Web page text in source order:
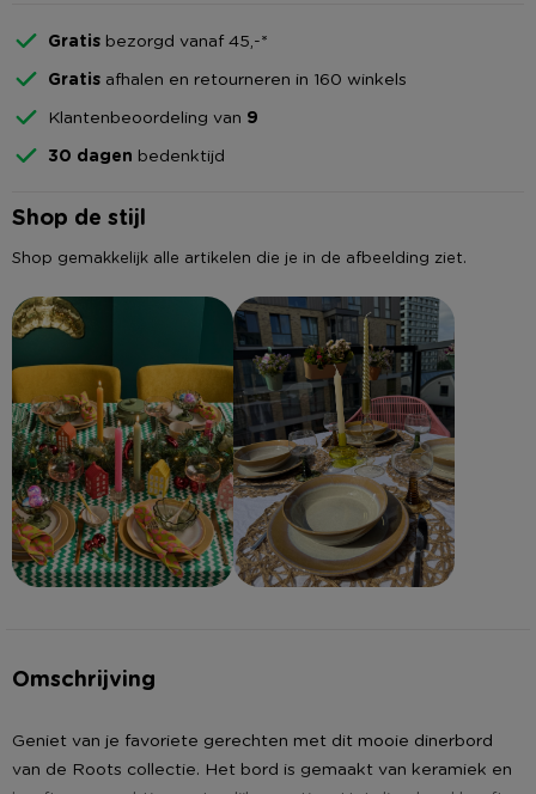
Gratis bezorgd vanaf 45,-*
Gratis afhalen en retourneren in 160 winkels
Klantenbeoordeling van 9
30 dagen bedenktijd
Shop de stijl
Shop gemakkelijk alle artikelen die je in de afbeelding ziet.
Omschrijving
Geniet van je favoriete gerechten met dit mooie dinerbord
van de Roots collectie. Het bord is gemaakt van keramiek en